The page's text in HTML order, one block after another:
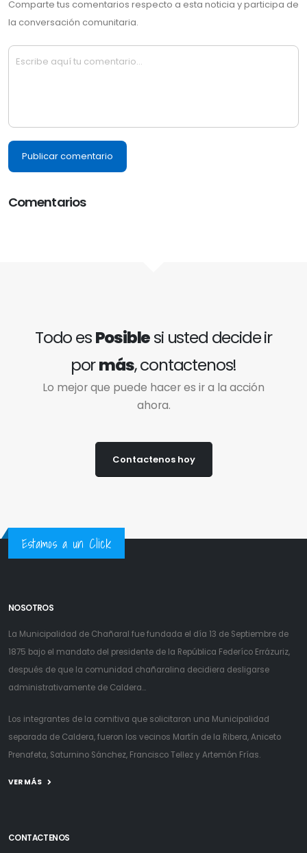
Comparte tus comentarios respecto a esta noticia y participa de
la conversación comunitaria.
Publicar comentario
Comentarios
Todo esPosiblesi usted decide ir
pormás, contactenos!
Lo mejor que puede hacer es ir a la acción
ahora.
Contactenos hoy
Estamos a un Click
NOSOTROS
La Municipalidad de Chañaral fue fundada el día 13 de Septiembre de
1875 bajo el mandato del presidente de la República Federíco Errázuriz,
después de que la comunidad chañaralina decidiera desligarse
administrativamente de Caldera...
Los integrantes de la comitiva que solicitaron una Municipalidad
separada de Caldera, fueron los vecinos Martín de la Ribera, Aniceto
Prenafeta, Saturnino Sánchez, Francisco Tellez y Artemón Frías.
VER MÁS
CONTACTENOS